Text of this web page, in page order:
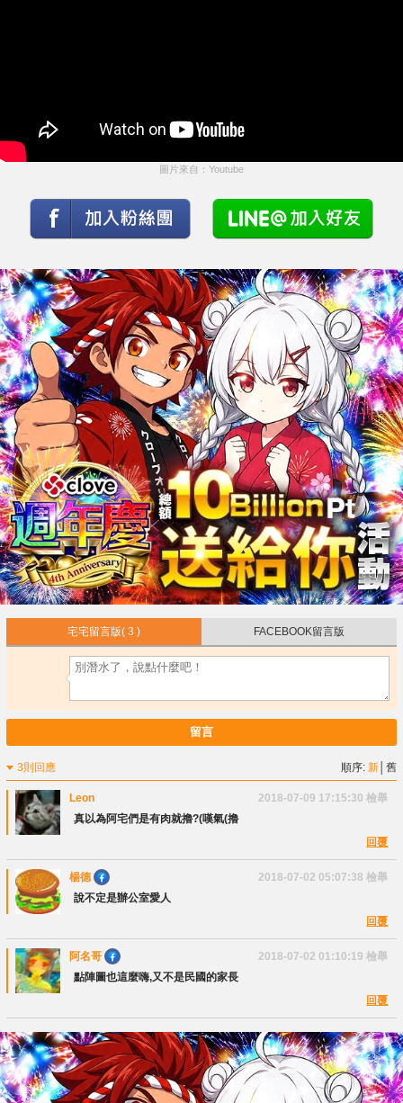
圖片來自：Youtube
宅宅留言版( 3 ) FACEBOOK留言版
留言
3則回應 順序:新 │舊
Leon 2018-07-09 17:15:30 檢舉
真以為阿宅們是有肉就擼?(嘆氣(擼
回覆
楊德 2018-07-02 05:07:38 檢舉
說不定是辦公室愛人
回覆
阿名哥 2018-07-02 01:10:19 檢舉
點陣圖也這麼嗨,又不是民國的家長
回覆